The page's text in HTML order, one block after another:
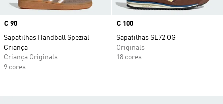
Price
€ 90
Sapatilhas Handball Spezial –
Criança
Criança Originals
9 cores
Price
€ 100
Sapatilhas SL72 OG
Originals
18 cores